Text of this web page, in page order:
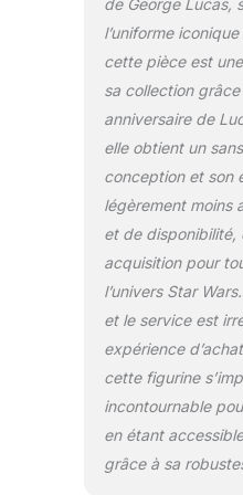
de George Lucas,
l’uniforme
cette pièce est une
sa collection
anniversaire de
elle obtient un
conception et son
légèrement moins
et de disponibilité,
acquisition pour
l’univers Star
et le service est
expérience
cette figurine
incontournable
en étant
grâce à sa